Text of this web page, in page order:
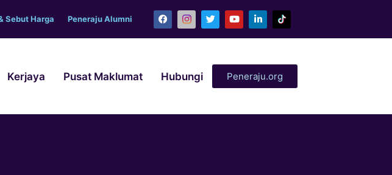
Sebut Harga Peneraju Alumni
Kerjaya Pusat Maklumat Hubungi Peneraju.org